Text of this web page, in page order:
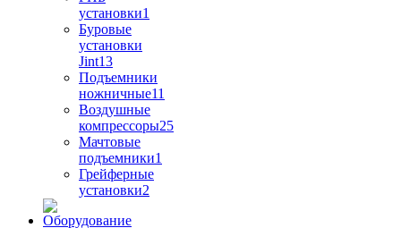
установки1
Буровые
установки
Jint13
Подъемники
ножничные11
Воздушные
компрессоры25
Мачтовые
подъемники1
Грейферные
установки2